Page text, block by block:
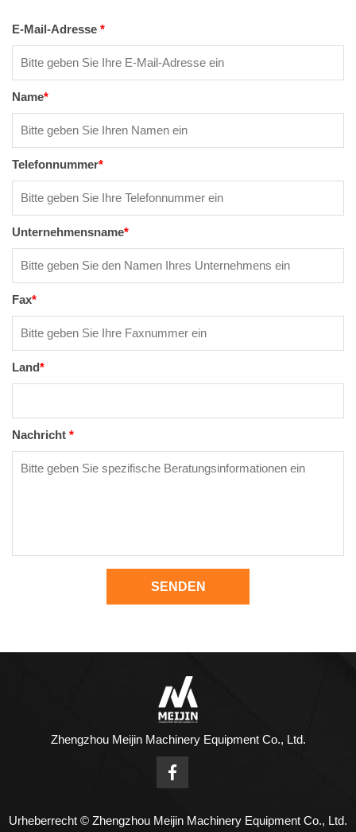
E-Mail-Adresse *
Name*
Telefonnummer*
Unternehmensname*
Fax*
Land*
Nachricht *
SENDEN
Zhengzhou Meijin Machinery Equipment Co., Ltd.
Urheberrecht © Zhengzhou Meijin Machinery Equipment Co., Ltd.